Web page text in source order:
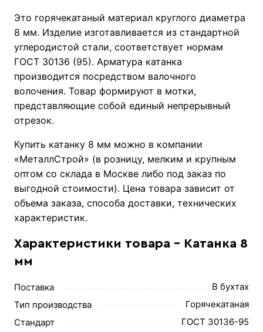
Это горячекатаный материал круглого диаметра
8 мм. Изделие изготавливается из стандартной
углеродистой стали, соответствует нормам
ГОСТ 30136 (95). Арматура катанка
производится посредством валочного
волочения. Товар формируют в мотки,
представляющие собой единый непрерывный
отрезок.
Купить катанку 8 мм можно в компании
«МеталлСтрой» (в розницу, мелким и крупным
оптом со склада в Москве либо под заказ по
выгодной стоимости). Цена товара зависит от
объема заказа, способа доставки, технических
характеристик.
Характеристики товара - Катанка 8
мм
Поставка
В бухтах
Тип производства
Горячекатаная
Стандарт
ГОСТ 30136-95